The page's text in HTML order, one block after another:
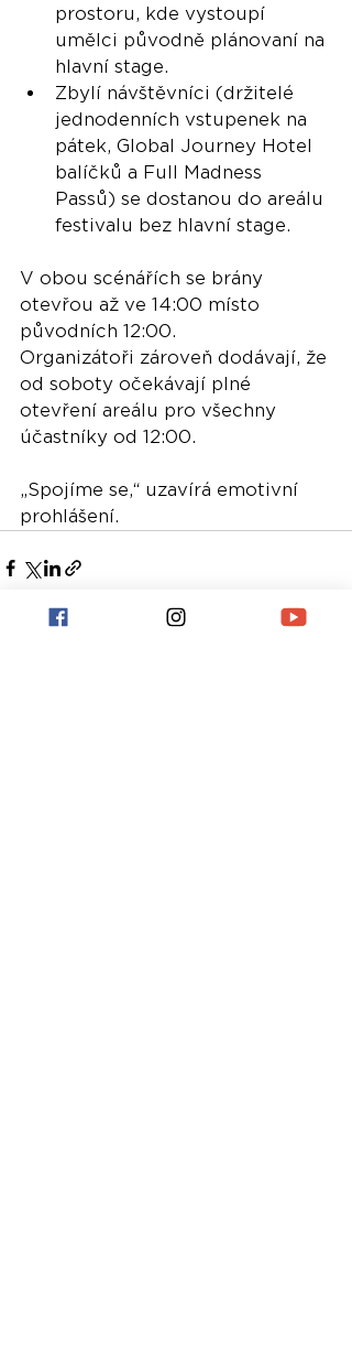
prostoru, kde vystoupí
umělci původně plánovaní na
hlavní stage.
Zbylí návštěvníci (držitelé
jednodenních vstupenek na
pátek, Global Journey Hotel
balíčků a Full Madness
Passů) se dostanou do areálu
festivalu bez hlavní stage.
V obou scénářích se brány
otevřou až ve 14:00 místo
původních 12:00.
Organizátoři zároveň dodávají, že
od soboty očekávají plné
otevření areálu pro všechny
účastníky od 12:00.
„Spojíme se,“ uzavírá emotivní
prohlášení.